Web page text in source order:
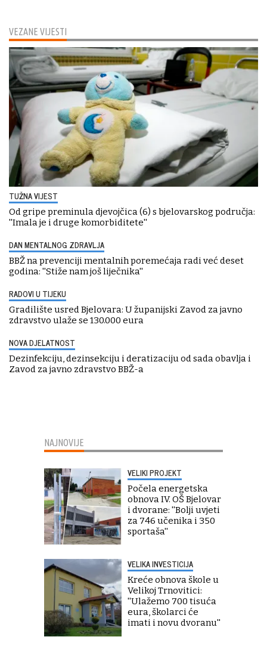
VEZANE VIJESTI
TUŽNA VIJEST
Od gripe preminula djevojčica (6) s bjelovarskog područja:
''Imala je i druge komorbiditete''
DAN MENTALNOG ZDRAVLJA
BBŽ na prevenciji mentalnih poremećaja radi već deset
godina: ''Stiže nam još liječnika''
RADOVI U TIJEKU
Gradilište usred Bjelovara: U županijski Zavod za javno
zdravstvo ulaže se 130.000 eura
NOVA DJELATNOST
Dezinfekciju, dezinsekciju i deratizaciju od sada obavlja i
Zavod za javno zdravstvo BBŽ-a
NAJNOVIJE
VELIKI PROJEKT
Počela energetska
obnova IV. OŠ Bjelovar
i dvorane: ''Bolji uvjeti
za 746 učenika i 350
sportaša''
VELIKA INVESTICIJA
Kreće obnova škole u
Velikoj Trnovitici:
''Ulažemo 700 tisuća
eura, školarci će
imati i novu dvoranu''